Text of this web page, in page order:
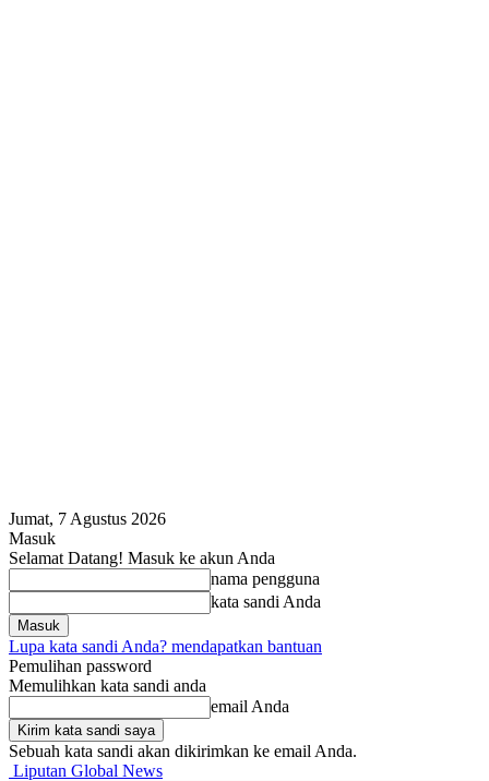
Jumat, 7 Agustus 2026
Masuk
Selamat Datang! Masuk ke akun Anda
nama pengguna
kata sandi Anda
Lupa kata sandi Anda? mendapatkan bantuan
Pemulihan password
Memulihkan kata sandi anda
email Anda
Sebuah kata sandi akan dikirimkan ke email Anda.
Liputan Global News